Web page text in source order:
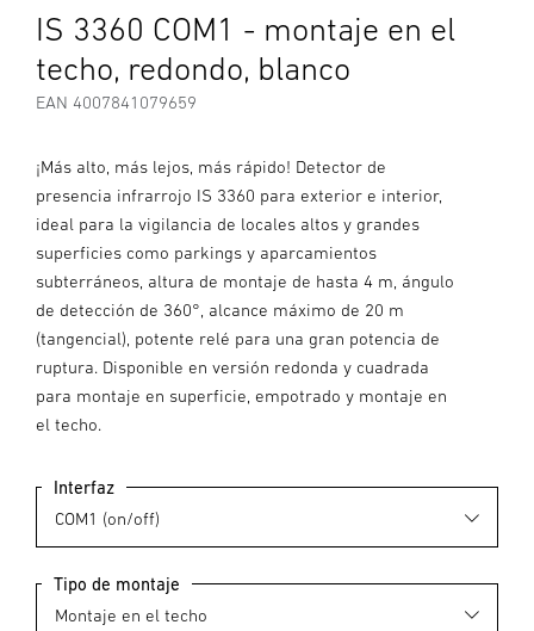
IS 3360 COM1 - montaje en el
techo, redondo, blanco
EAN 4007841079659
¡Más alto, más lejos, más rápido! Detector de
presencia infrarrojo IS 3360 para exterior e interior,
ideal para la vigilancia de locales altos y grandes
superficies como parkings y aparcamientos
subterráneos, altura de montaje de hasta 4 m, ángulo
de detección de 360°, alcance máximo de 20 m
(tangencial), potente relé para una gran potencia de
ruptura. Disponible en versión redonda y cuadrada
para montaje en superficie, empotrado y montaje en
el techo.
Interfaz
Tipo de montaje